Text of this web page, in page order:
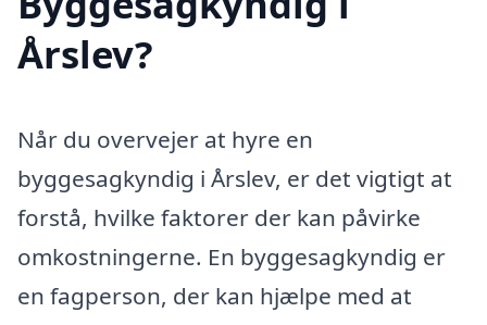
Årslev?
Når du overvejer at hyre en
byggesagkyndig i Årslev, er det vigtigt at
forstå, hvilke faktorer der kan påvirke
omkostningerne. En byggesagkyndig er
en fagperson, der kan hjælpe med at